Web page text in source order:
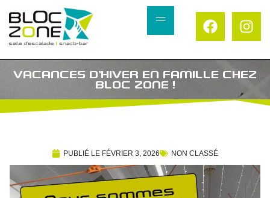
VACANCES D’HIVER EN FAMILLE CHEZ
BLOC ZONE !
PUBLIÉ LE FÉVRIER 3, 2026 NON CLASSÉ